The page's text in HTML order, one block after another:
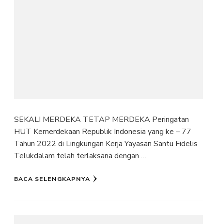
SEKALI MERDEKA TETAP MERDEKA Peringatan
HUT Kemerdekaan Republik Indonesia yang ke – 77
Tahun 2022 di Lingkungan Kerja Yayasan Santu Fidelis
Telukdalam telah terlaksana dengan …
BACA SELENGKAPNYA